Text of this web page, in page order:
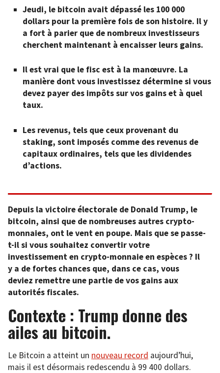
Jeudi, le bitcoin avait dépassé les 100 000
dollars pour la première fois de son histoire. Il y
a fort à parier que de nombreux investisseurs
cherchent maintenant à encaisser leurs gains.
Il est vrai que le fisc est à la manœuvre. La
manière dont vous investissez détermine si vous
devez payer des impôts sur vos gains et à quel
taux.
Les revenus, tels que ceux provenant du
staking, sont imposés comme des revenus de
capitaux ordinaires, tels que les dividendes
d’actions.
Depuis la victoire électorale de Donald Trump, le
bitcoin, ainsi que de nombreuses autres crypto-
monnaies, ont le vent en poupe. Mais que se passe-
t-il si vous souhaitez convertir votre
investissement en crypto-monnaie en espèces ? Il
y a de fortes chances que, dans ce cas, vous
deviez remettre une partie de vos gains aux
autorités fiscales.
Contexte : Trump donne des
ailes au bitcoin.
Le Bitcoin a atteint un nouveau record aujourd’hui,
mais il est désormais redescendu à 99 400 dollars.